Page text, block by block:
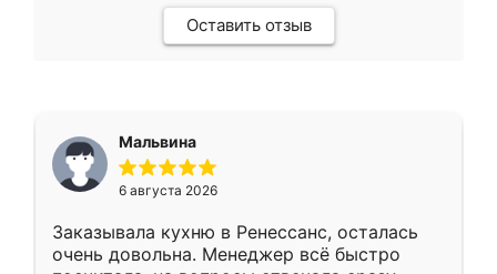
Оставить отзыв
Мальвина
6 августа 2026
Заказывала кухню в Ренессанс, осталась
очень довольна. Менеджер всё быстро